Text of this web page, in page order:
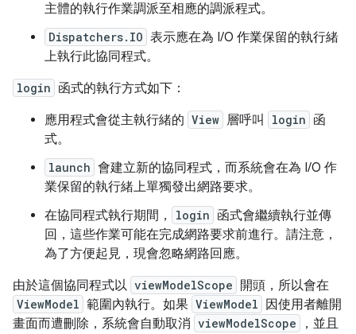
主體的執行作業調派至相應的調派程式。
Dispatchers.IO 表示應在為 I/O 作業保留的執行緒
上執行此協同程式。
login 函式的執行方式如下：
應用程式會從主執行緒的 View 層呼叫 login 函
式。
launch 會建立新的協同程式，而系統會在為 I/O 作
業保留的執行緒上單獨發出網路要求。
在協同程式執行期間，
login 函式會繼續執行並傳
回，這些作業可能在完成網路要求前進行。請注意，
為了方便起見，現會忽略網路回應。
由於這個協同程式以 viewModelScope 開頭，所以會在
ViewModel 範圍內執行。如果 ViewModel
因使用者離開
畫面而遭刪除，系統會自動取消 viewModelScope
，並且